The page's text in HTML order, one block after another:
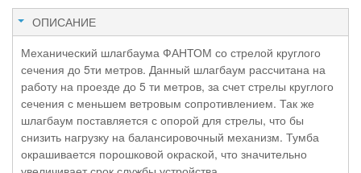
ОПИСАНИЕ
Механический шлагбаума ФАНТОМ со стрелой круглого
сечения до 5ти метров. Данный шлагбаум рассчитана на
работу на проезде до 5 ти метров, за счет стрелы круглого
сечения с меньшем ветровым сопротивлением. Так же
шлагбаум поставляется с опорой для стрелы, что бы
снизить нагрузку на балансировочный механизм. Тумба
окрашивается порошковой окраской, что значительно